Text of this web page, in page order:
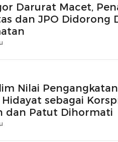
Darurat Macet,
dan JPO Didorong
Nilai
Hidayat sebagai
dan Patut Dihormati